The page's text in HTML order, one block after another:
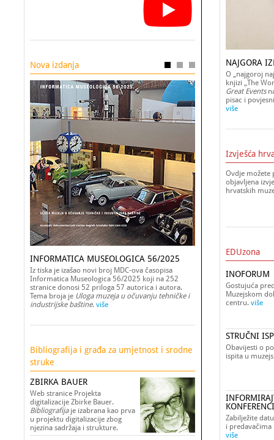
Nova izdanja
INFORMATICA MUSEOLOGICA 56/2025
Iz tiska je izašao novi broj MDC-ova časopisa
Informatica Museologica 56/2025 koji na 252
stranice donosi 52 priloga 57 autorica i autora.
Tema broja je Uloga muzeja u očuvanju tehničke i
industrijske baštine. više
Bibliografija i građa za umjetnost i srodne
struke
ZBIRKA BAUER
Web stranice Projekta
digitalizacije Zbirke Bauer.
Bibliografijaje izabrana kao prva
u projektu digitalizacije zbog
njezina sadržaja i strukture.
NAJGORA
O „najgoroj
knjizi „The
Great Events
pisac i
više
Izvješća
Ovdje možete
objavljena
hrvatskih
EDUzona
INOFORUM
Gostujuća
Muzejskom
centru. više
STRUČNI
Obavijesti o
ispita u
Zabilježite
i predavačima
više